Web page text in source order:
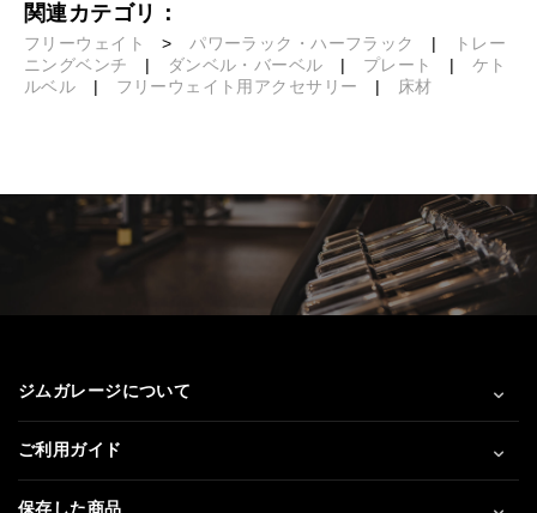
関連カテゴリ：
フリーウェイト > パワーラック・ハーフラック |
トレー
ニングベンチ | ダンベル・バーベル | プレート | ケト
ルベル | フリーウェイト用アクセサリー | 床材
ジムガレージについて
ご利用ガイド
保存した商品